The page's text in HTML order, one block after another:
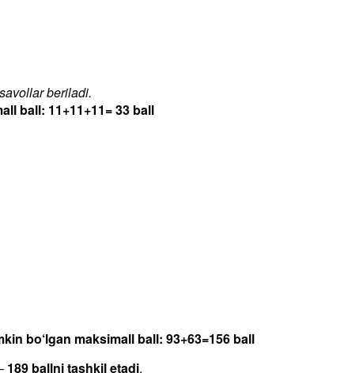
beriladi.
ball: 11+11+11= 33 ball
bo‘lgan maksimall ball: 93+63=156 ball
189 ballni tashkil etadi.